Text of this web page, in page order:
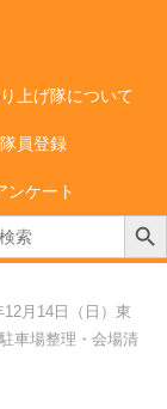
上げ隊について
隊員登録
ンケート
Search Button
12月14日（日）東
車場整理・会場清